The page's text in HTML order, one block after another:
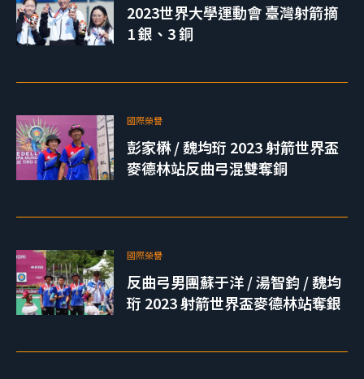
2023世界大學運動會 臺灣射箭摘
1 銀、3 銅
國際榮譽
彭家楙 / 魏均珩 2023 射箭世界盃
麥德林站反曲弓混雙奪銅
國際榮譽
反曲弓男團蘇于洋 / 湯智鈞 / 魏均
珩 2023 射箭世界盃麥德林站奪銀